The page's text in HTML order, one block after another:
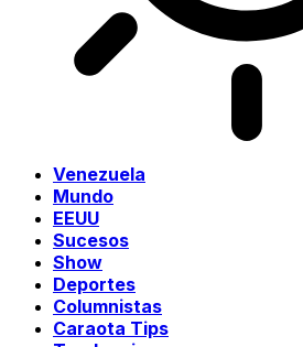
Venezuela
Mundo
EEUU
Sucesos
Show
Deportes
Columnistas
Caraota Tips